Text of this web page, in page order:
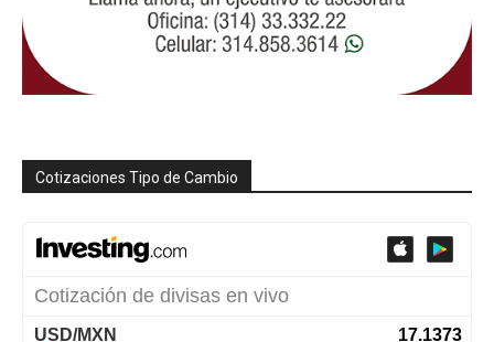
Cotizaciones Tipo de Cambio